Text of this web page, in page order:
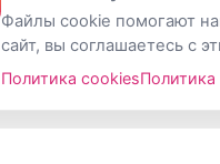
Файлы cookie помогают
сайт, вы соглашаетесь с
Политика cookies